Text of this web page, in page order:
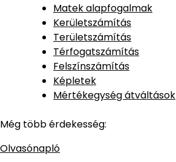
Matek alapfogalmak
Kerületszámítás
Területszámítás
Térfogatszámítás
Felszínszámítás
Képletek
Mértékegység átváltások
Még több érdekesség:
Olvasónapló